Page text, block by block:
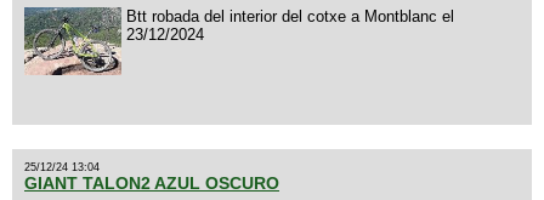
Btt robada del interior del cotxe a Montblanc el
23/12/2024
25/12/24 13:04
GIANT TALON2 AZUL OSCURO